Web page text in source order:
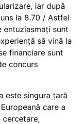
iar după
la 8.70 / Astfel
entuziasmați sunt
să vină la
financiare sunt
concurs
este singura țară
care a
cercetare,